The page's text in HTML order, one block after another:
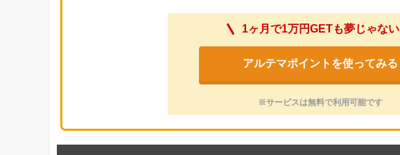
1ヶ月で1万円GETも夢じゃない
アルテマポイントを使ってみる
※サービスは無料で利用可能です